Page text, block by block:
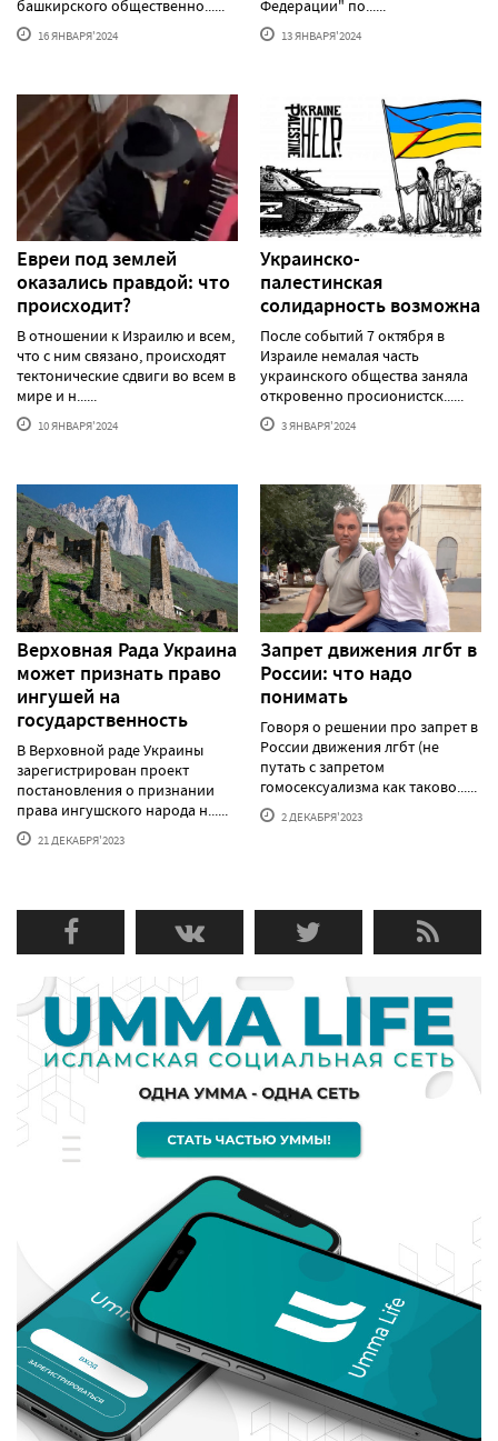
башкирского общественно......
16 ЯНВАРЯ'2024
Федерации" по......
13 ЯНВАРЯ'2024
Евреи под землей
оказались правдой: что
происходит?
В отношении к Израилю и всем,
что с ним связано, происходят
тектонические сдвиги во всем в
мире и н......
10 ЯНВАРЯ'2024
Украинско-
палестинская
солидарность возможна
После событий 7 октября в
Израиле немалая часть
украинского общества заняла
откровенно просионистск......
3 ЯНВАРЯ'2024
Верховная Рада Украина
может признать право
ингушей на
государственность
В Верховной раде Украины
зарегистрирован проект
постановления о признании
права ингушского народа н......
21 ДЕКАБРЯ'2023
Запрет движения лгбт в
России: что надо
понимать
Говоря о решении про запрет в
России движения лгбт (не
путать с запретом
гомосексуализма как таково......
2 ДЕКАБРЯ'2023